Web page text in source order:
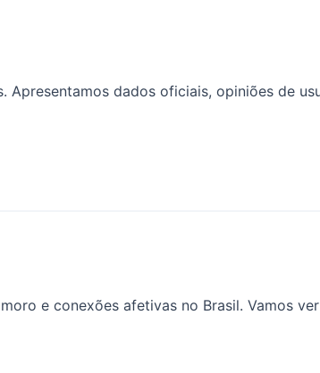
dados oficiais, opiniões de
e conexões afetivas no Brasil. Vamos